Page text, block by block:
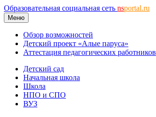
Образовательная социальная сеть nsportal.ru
Меню
Обзор возможностей
Детский проект «Алые паруса»
Аттестация педагогических работников
Детский сад
Начальная школа
Школа
НПО и СПО
ВУЗ